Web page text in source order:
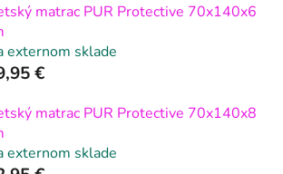
matrac PUR Protective 70x140x6
externom sklade
€
matrac PUR Protective 70x140x8
externom sklade